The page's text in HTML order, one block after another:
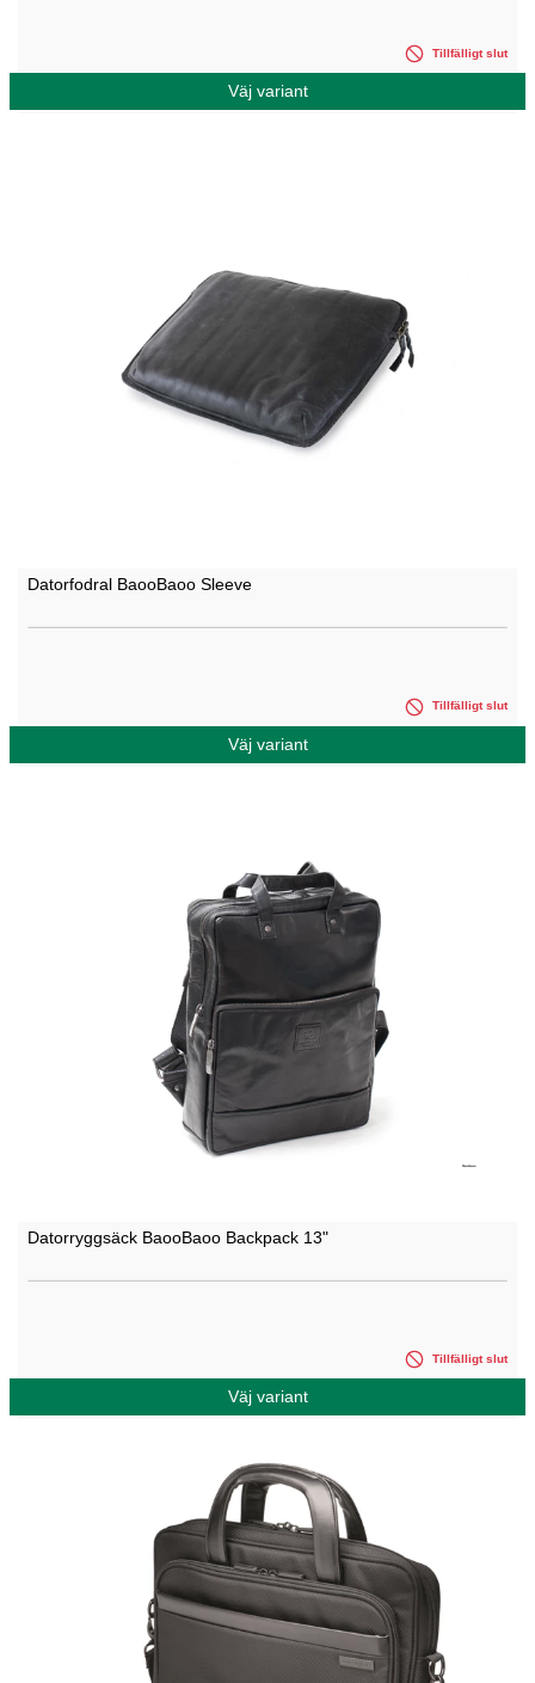
Tillfälligt slut
Väj variant
Datorfodral BaooBaoo Sleeve
Tillfälligt slut
Väj variant
Datorryggsäck BaooBaoo Backpack 13"
Tillfälligt slut
Väj variant